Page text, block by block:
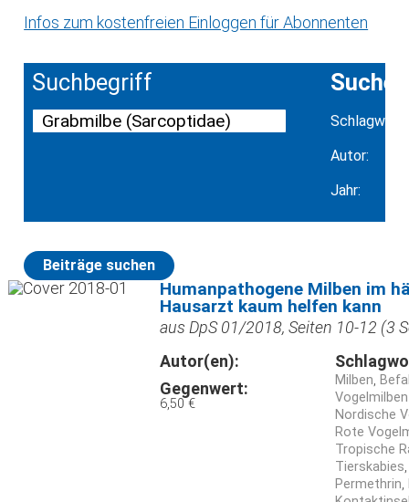
Infos zum kostenfreien Einloggen für Abonnenten
Suchbegriff Suche
Schlagwort:
Autor:
Jahr:
Beiträge suchen
Humanpathogene Milben im
Hausarzt kaum helfen kann
aus DpS 01/2018, Seiten 10-12 (3
Autor(en):
Gegenwert:
6,50 €
Milben
Nordische
Rote
Tropische
Tierskabies
Permethrin